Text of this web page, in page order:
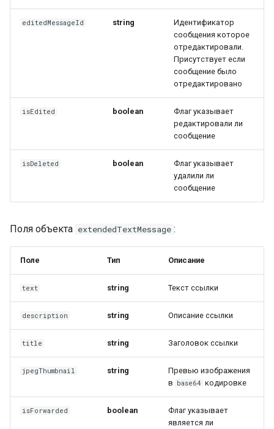
editedMessageId string
Идентификатор
сообщения которое
отредактировали.
Присутствует если
сообщение было
отредактировано
isEdited boolean
Флаг указывает
редактировали ли
сообщение
isDeleted boolean
Флаг указывает
удалили ли
сообщение
Поля объекта extendedTextMessage :
Поле Тип Описание
text string Текст ссылки
description string Описание ссылки
title string Заголовок ссылки
jpegThumbnail string
Превью изображения
в base64 кодировке
isForwarded boolean
Флаг указывает
является ли